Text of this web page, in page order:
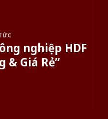
nghiệp HDF
& Giá Rẻ”